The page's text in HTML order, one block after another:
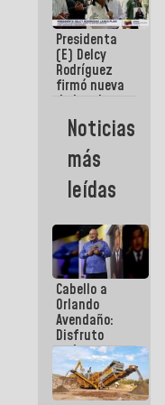
Primavera
en Caracas
Presidenta
(E) Delcy
Rodríguez
firmó nueva
de Ley de
Arrendamiento
aprobada
por la AN
Noticias
más
leídas
Cabello a
Orlando
Avendaño:
Disfruto
cada vez
que escribes
porque lo
que haces